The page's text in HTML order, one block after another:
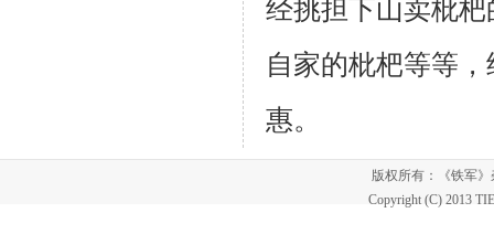
经挑担下山卖枇
自家的枇杷等等
惠。
版权所有：《铁军
Copyright (C) 2013